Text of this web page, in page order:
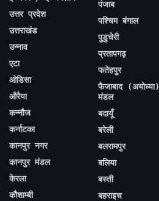
उत्तर प्रदेश
उत्तराखंड
उन्नाव
एटा
ओडिसा
औरैया
कन्नौज
कर्नाटका
कानपुर नगर
कानपुर मंडल
केरला
कौशाम्बी
पंजाब
पश्चिम बंगाल
पुडुचेरी
प्रतापगढ़
फतेहपुर
फैजाबाद (अयोध्या)
मंडल
बदायूँ
बरेली
बलरामपुर
बलिया
बस्ती
बहराइच